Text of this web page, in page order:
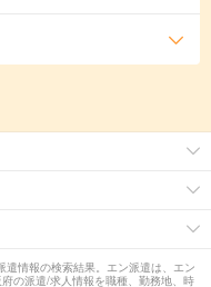
情報の検索結果。エン派遣は、エン
の派遣/求人情報を職種、勤務地、時